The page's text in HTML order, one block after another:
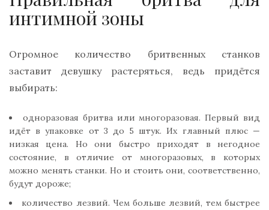
интимной зоны
Огромное количество бритвенных станков
заставит девушку растеряться, ведь придётся
выбирать:
одноразовая бритва или многоразовая. Первый вид
идёт в упаковке от 3 до 5 штук. Их главный плюс —
низкая цена. Но они быстро приходят в негодное
состояние, в отличие от многоразовых, в которых
можно менять станки. Но и стоить они, соответственно,
будут дороже;
количество лезвий. Чем больше лезвий, тем быстрее